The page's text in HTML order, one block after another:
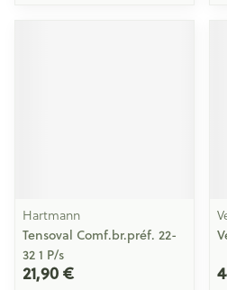
Hartmann
Tensoval Comf.br.préf. 22-
32 1 P/s
21,90 €